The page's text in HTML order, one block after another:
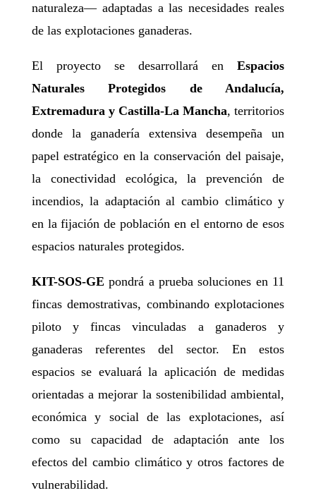
naturaleza— adaptadas a las necesidades reales
de las explotaciones ganaderas.
El proyecto se desarrollará enEspacios
Naturales Protegidos de Andalucía,
Extremadura y Castilla-La Mancha, territorios
donde la ganadería extensiva desempeña un
papel estratégico en la conservación del paisaje,
la conectividad ecológica, la prevención de
incendios, la adaptación al cambio climático y
en la fijación de población en el entorno de esos
espacios naturales protegidos.
KIT-SOS-GE pondrá a prueba soluciones en 11
fincas demostrativas, combinando explotaciones
piloto y fincas vinculadas a ganaderos y
ganaderas referentes del sector. En estos
espacios se evaluará la aplicación de medidas
orientadas a mejorar la sostenibilidad ambiental,
económica y social de las explotaciones, así
como su capacidad de adaptación ante los
efectos del cambio climático y otros factores de
vulnerabilidad.